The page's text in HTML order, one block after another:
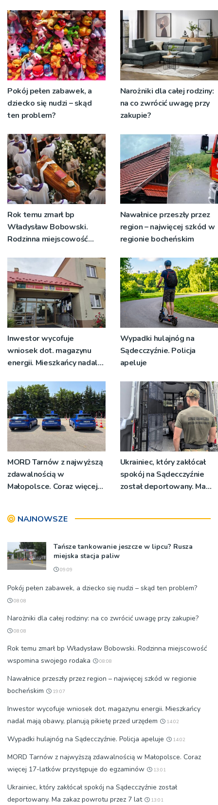
Pokój pełen zabawek, a
dziecko się nudzi – skąd
ten problem?
Narożniki dla całej rodziny:
na co zwrócić uwagę przy
zakupie?
Rok temu zmarł bp
Władysław Bobowski.
Rodzinna miejscowość
Nawałnice przeszły przez
region – najwięcej szkód w
regionie bocheńskim
Inwestor wycofuje
wniosek dot. magazynu
energii. Mieszkańcy nadal
pikietę przed urzędem
Wypadki hulajnóg na
Sądecczyźnie. Policja
apeluje
MORD Tarnów z najwyższą
zdawalnością w
Małopolsce. Coraz więcej
Ukrainiec, który zakłócał
spokój na Sądecczyźnie
został deportowany. Ma
NAJNOWSZE
Tańsze tankowanie jeszcze w lipcu? Rusza
miejska stacja paliw
09:09
Pokój pełen zabawek, a dziecko się nudzi – skąd ten problem?
08:08
Narożniki dla całej rodziny: na co zwrócić uwagę przy zakupie?
08:08
Rok temu zmarł bp Władysław Bobowski. Rodzinna miejscowość
wspomina swojego rodaka
08:08
Nawałnice przeszły przez region – najwięcej szkód w regionie
bocheńskim
19:07
Inwestor wycofuje wniosek dot. magazynu energii. Mieszkańcy
nadal mają obawy, planują pikietę przed urzędem
14:02
Wypadki hulajnóg na Sądecczyźnie. Policja apeluje 14:02
MORD Tarnów z najwyższą zdawalnością w Małopolsce. Coraz
więcej 17-latków przystępuje do egzaminów
13:01
Ukrainiec, który zakłócał spokój na Sądecczyźnie został
deportowany. Ma zakaz powrotu przez 7 lat
13:01